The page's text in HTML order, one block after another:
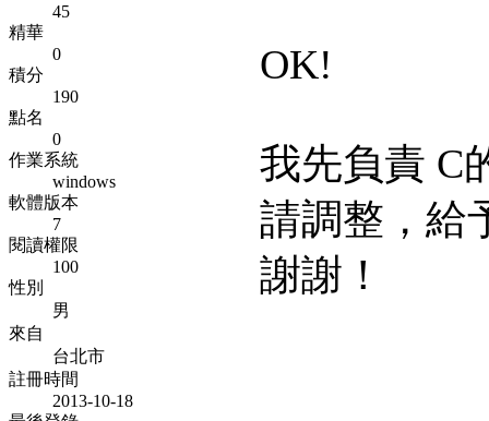
45
精華
0
積分
190
點名
0
作業系統
windows
軟體版本
7
閱讀權限
100
性別
男
來自
台北市
註冊時間
2013-10-18
OK!
我先負責 C
請調整，給
謝謝！